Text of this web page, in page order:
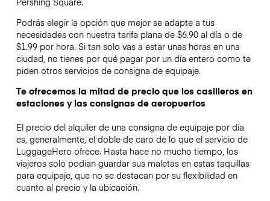
Podrás elegir la opción que mejor se adapte a tus
necesidades con nuestra tarifa plana de $6.90 al día o de
$1.99 por hora. Si tan solo vas a estar unas horas en una
ciudad, no tienes por qué pagar por un día entero como te
piden otros servicios de consigna de equipaje.
Te ofrecemos la mitad de precio que los casilleros en
estaciones y las consignas de aeropuertos
El precio del alquiler de una consigna de equipaje por día
es, generalmente, el doble de caro de lo que el servicio de
LuggageHero ofrece. Hasta hace no mucho tiempo, los
viajeros solo podían guardar sus maletas en estas taquillas
para equipaje, que no se destacan por su flexibilidad en
cuanto al precio y la ubicación.